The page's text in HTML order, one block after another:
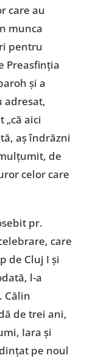
care au
munca
pentru
Preasfinția
și a
adresat,
„că aici
aș îndrăzni
de
celor care
pr.
care
de Cluj I și
l-a
Călin
de trei ani,
Iara și
pe noul